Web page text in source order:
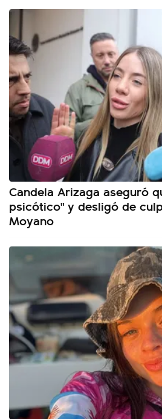
Candela Arizaga aseguró
psicótico" y desligó de
Moyano